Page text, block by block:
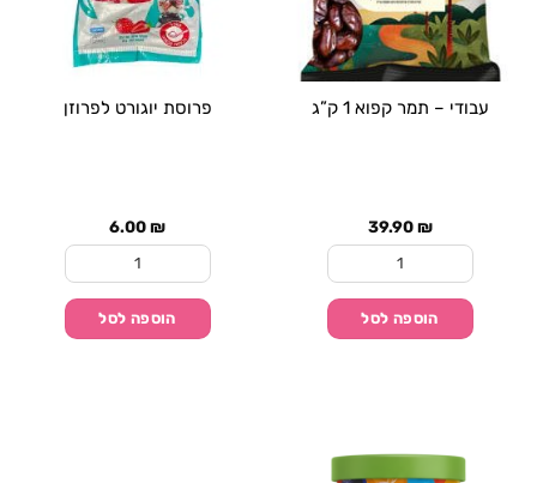
עבודי – תמר קפוא 1 ק”ג
39.90₪
כמות של עבודי - תמר קפוא 1 ק"ג
הוספה לסל
פרוסת יוגורט לפרוזן
6.00₪
כמות של פרוסת
הוספה לסל